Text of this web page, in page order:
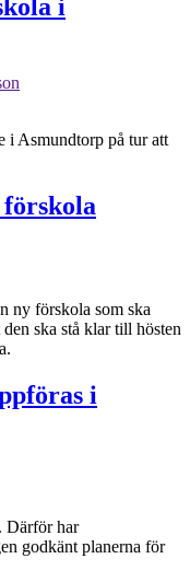
i
i Asmundtorp på tur att
ny förskola som ska
ska stå klar till hösten
i
Därför har
godkänt planerna för